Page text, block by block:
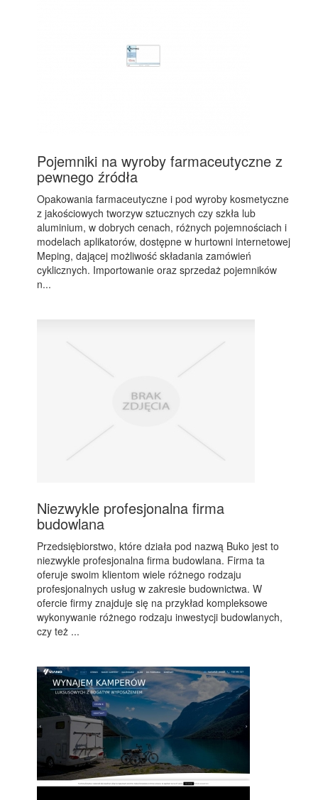
Pojemniki na wyroby farmaceutyczne z
pewnego źródła
Opakowania farmaceutyczne i pod wyroby kosmetyczne
z jakościowych tworzyw sztucznych czy szkła lub
aluminium, w dobrych cenach, różnych pojemnościach i
modelach aplikatorów, dostępne w hurtowni internetowej
Meping, dającej możliwość składania zamówień
cyklicznych. Importowanie oraz sprzedaż pojemników
n...
Niezwykle profesjonalna firma
budowlana
Przedsiębiorstwo, które działa pod nazwą Buko jest to
niezwykle profesjonalna firma budowlana. Firma ta
oferuje swoim klientom wiele różnego rodzaju
profesjonalnych usług w zakresie budownictwa. W
ofercie firmy znajduje się na przykład kompleksowe
wykonywanie różnego rodzaju inwestycji budowlanych,
czy też ...